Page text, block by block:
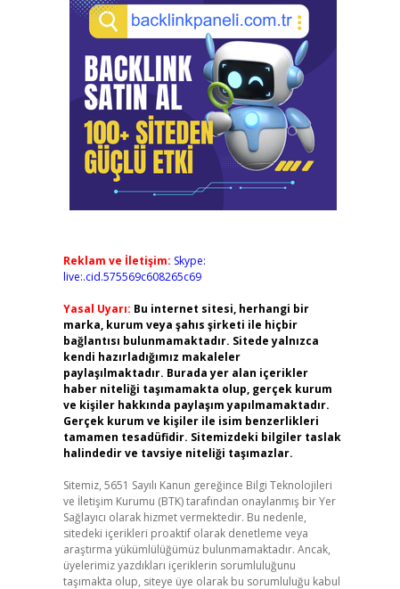
Reklam ve İletişim: Skype:
live:.cid.575569c608265c69
Yasal Uyarı: Bu internet sitesi, herhangi bir
marka, kurum veya şahıs şirketi ile hiçbir
bağlantısı bulunmamaktadır. Sitede yalnızca
kendi hazırladığımız makaleler
paylaşılmaktadır. Burada yer alan içerikler
haber niteliği taşımamakta olup, gerçek kurum
ve kişiler hakkında paylaşım yapılmamaktadır.
Gerçek kurum ve kişiler ile isim benzerlikleri
tamamen tesadüfidir. Sitemizdeki bilgiler taslak
halindedir ve tavsiye niteliği taşımazlar.
Sitemiz, 5651 Sayılı Kanun gereğince Bilgi Teknolojileri
ve İletişim Kurumu (BTK) tarafından onaylanmış bir Yer
Sağlayıcı olarak hizmet vermektedir. Bu nedenle,
sitedeki içerikleri proaktif olarak denetleme veya
araştırma yükümlülüğümüz bulunmamaktadır. Ancak,
üyelerimiz yazdıkları içeriklerin sorumluluğunu
taşımakta olup, siteye üye olarak bu sorumluluğu kabul